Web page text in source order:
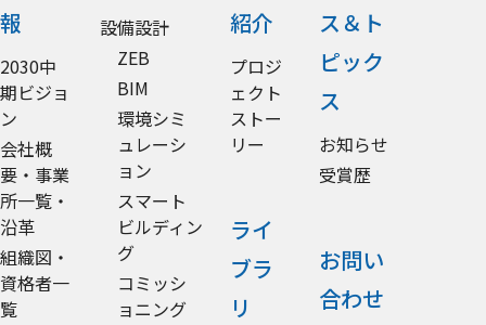
報
2030中
期ビジョ
ン
会社概
要・事業
所一覧・
沿革
組織図・
資格者一
覧
設備設計
ZEB
BIM
環境シミ
ュレーシ
ョン
スマート
ビルディン
グ
コミッシ
ョニング
紹介
プロジ
ェクト
ストー
リー
ライ
ブラ
リ
ス＆ト
ピック
ス
お知らせ
受賞歴
お問い
合わせ